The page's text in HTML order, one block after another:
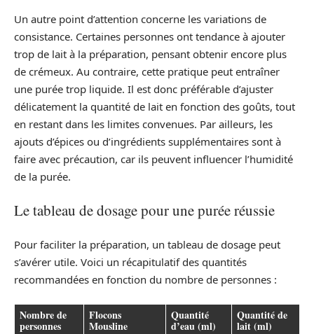
Un autre point d’attention concerne les variations de
consistance. Certaines personnes ont tendance à ajouter
trop de lait à la préparation, pensant obtenir encore plus
de crémeux. Au contraire, cette pratique peut entraîner
une purée trop liquide. Il est donc préférable d’ajuster
délicatement la quantité de lait en fonction des goûts, tout
en restant dans les limites convenues. Par ailleurs, les
ajouts d’épices ou d’ingrédients supplémentaires sont à
faire avec précaution, car ils peuvent influencer l’humidité
de la purée.
Le tableau de dosage pour une purée réussie
Pour faciliter la préparation, un tableau de dosage peut
s’avérer utile. Voici un récapitulatif des quantités
recommandées en fonction du nombre de personnes :
Nombre de
personnes
Flocons
Mousline
Quantité
d’eau (ml)
Quantité de
lait (ml)